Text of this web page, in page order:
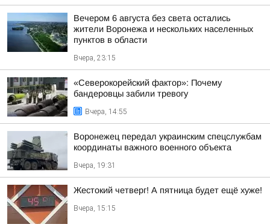
Вечером 6 августа без света остались
жители Воронежа и нескольких населенных
пунктов в области
Вчера, 23:15
«Северокорейский фактор»: Почему
бандеровцы забили тревогу
Вчера, 14:55
Воронежец передал украинским спецслужбам
координаты важного военного объекта
Вчера, 19:31
Жестокий четверг! А пятница будет ещё хуже!
Вчера, 15:15